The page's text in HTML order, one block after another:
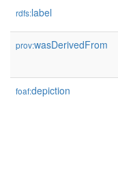
rdfs:label
prov:wasDerivedFrom
foaf:depiction